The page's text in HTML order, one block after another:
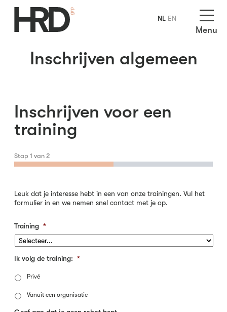
Menu
Inschrijven algemeen
Inschrijven voor een
training
Stap 1 van 2
Leuk dat je interesse hebt in een van onze trainingen. Vul het
formulier in en we nemen snel contact met je op.
Training *
Ik volg de training: *
Privé
Vanuit een organisatie
NL EN